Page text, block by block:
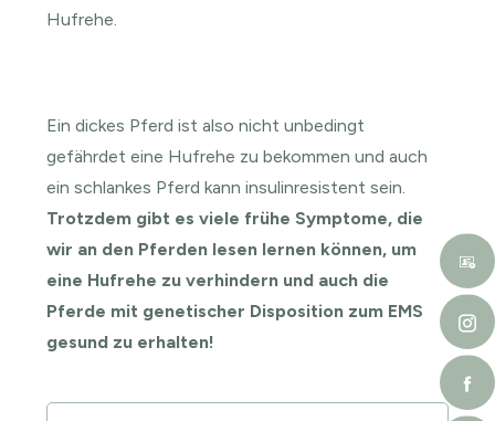
Hufrehe.
Ein dickes Pferd ist also nicht unbedingt
gefährdet eine Hufrehe zu bekommen und auch
ein schlankes Pferd kann insulinresistent sein.
Trotzdem gibt es viele frühe Symptome, die
wir an den Pferden lesen lernen können, um
eine Hufrehe zu verhindern und auch die
Pferde mit genetischer Disposition zum EMS
gesund zu erhalten!